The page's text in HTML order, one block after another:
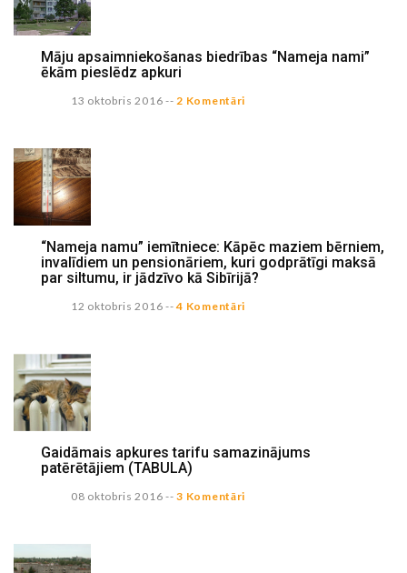
Māju apsaimniekošanas biedrības “Nameja nami”
ēkām pieslēdz apkuri
13 oktobris 2016 -- 2 Komentāri
“Nameja namu” iemītniece: Kāpēc maziem bērniem,
invalīdiem un pensionāriem, kuri godprātīgi maksā
par siltumu, ir jādzīvo kā Sibīrijā?
12 oktobris 2016 -- 4 Komentāri
Gaidāmais apkures tarifu samazinājums
patērētājiem (TABULA)
08 oktobris 2016 -- 3 Komentāri